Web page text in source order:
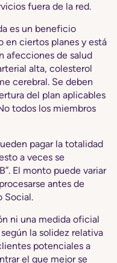
fuera de la red.
es un beneficio
ciertos planes y está
afecciones de salud
alta, colesterol
cerebral. Se deben
del plan aplicables
todos los miembros
pagar la totalidad
a veces se
El monto puede variar
antes de
Social.
ni una medida oficial
la solidez relativa
potenciales a
el que mejor se